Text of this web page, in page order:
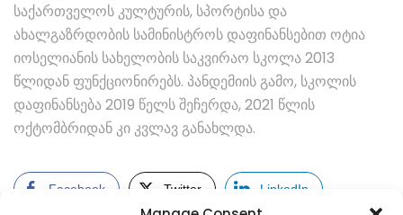
საქართველოს კულტურის, სპორტისა და
ახალგაზრდობის სამინისტროს დაფინანსებით ოტია
იოსელიანის სახელობის საკვირაო სკოლა 2013
წლიდან ფუნქციონირებს. პანდემიის გამო, სკოლის
დაფინანსება 2019 წელს შეჩერდა, 2021 წლის
ოქტომბრიდან კი კვლავ განახლდა.
Facebook Twitter LinkedIn